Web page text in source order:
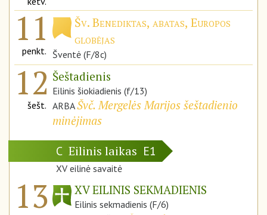
11
penkt.
Šv. Benediktas, abatas, Europos
globėjas
Šventė (F/8c)
12
šešt.
Šeštadienis
Eilinis šiokiadienis (f/13)
ARBAŠvč. Mergelės Marijos šeštadienio
minėjimas
C Eilinis laikas E1
XV eilinė savaitė
13 XV EILINIS SEKMADIENIS
Eilinis sekmadienis (F/6)